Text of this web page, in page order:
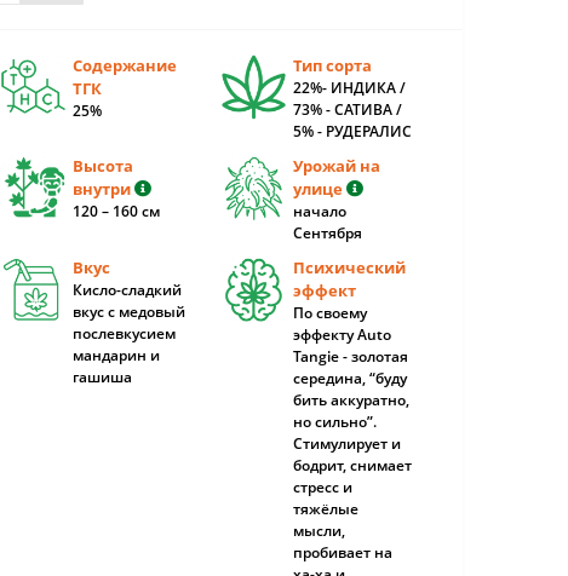
Содержание
ТГК
25%
Тип сорта
22%- ИНДИКА /
73% - САТИВА /
5% - РУДЕРАЛИС
Высота
внутри
120 – 160 cм
Урожай на
улице
начало
Сентября
Вкус
Кисло-сладкий
вкус с медовый
послевкусием
мандарин и
гашиша
Психический
эффект
По своему
эффекту Auto
Tangie - золотая
середина, “буду
бить аккуратно,
но сильно”.
Стимулирует и
бодрит, снимает
стресс и
тяжёлые
мысли,
пробивает на